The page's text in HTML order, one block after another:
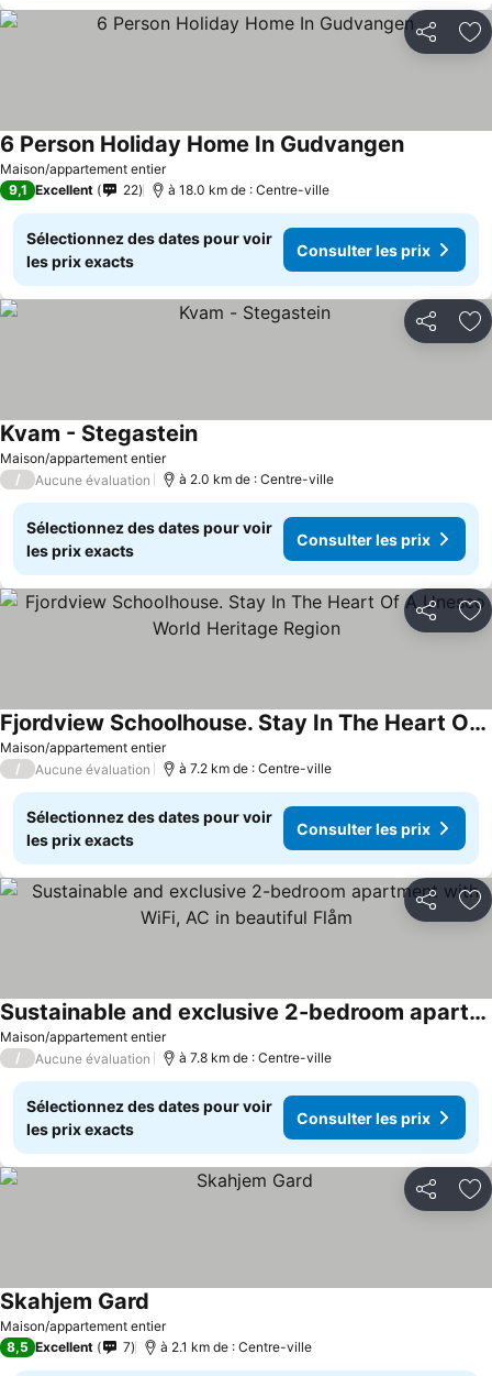
Partager
Maison/appartement entier
6 Person Holiday Home In Gudvangen
9,1 Excellent 22 à 18.0 km de : Centre-ville
Sélectionnez des dates pour voir
les prix exacts
Consulter les prix
Partager
Maison/appartement entier
Kvam - Stegastein
/ Aucune évaluation à 2.0 km de : Centre-ville
Sélectionnez des dates pour voir
les prix exacts
Consulter les prix
Partager
Maison/appartement entier
Fjordview Schoolhouse. Stay In The Heart Of A Unesco World Heritage Region
/ Aucune évaluation à 7.2 km de : Centre-ville
Sélectionnez des dates pour voir
les prix exacts
Consulter les prix
Partager
Maison/appartement entier
Sustainable and exclusive 2-bedroom apartment with WiFi, AC in beautiful Flåm
/ Aucune évaluation à 7.8 km de : Centre-ville
Sélectionnez des dates pour voir
les prix exacts
Consulter les prix
Partager
Maison/appartement entier
Skahjem Gard
8,5 Excellent 7 à 2.1 km de : Centre-ville